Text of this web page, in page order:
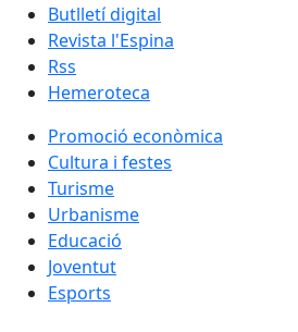
Butlletí digital
Revista l'Espina
Rss
Hemeroteca
Promoció econòmica
Cultura i festes
Turisme
Urbanisme
Educació
Joventut
Esports